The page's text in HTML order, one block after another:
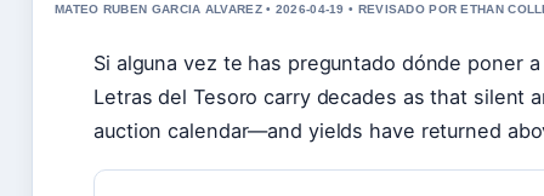
MATEO RUBEN GARCIA ALVAREZ • 2026-04-19 • REVISADO POR ETHAN
Si alguna vez te has preguntado dónde poner
Letras del Tesoro carry decades as that silent
auction calendar—and yields have returned